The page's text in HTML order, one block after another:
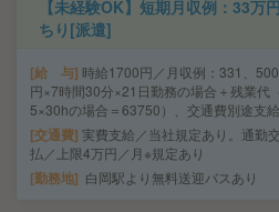
【未経験OK】短期月収例：33万
ちり[派遣]
給 与 時給1700円／月収例：331、
円×7時間30分×21日勤務の場合＋残業代
5×30hの場合＝63750）、交通費別途支給
交通費 実費支給／当社規定あり。通勤
払／上限4万円／月※規定あり
勤務地 白岡駅より無料送迎バスあり